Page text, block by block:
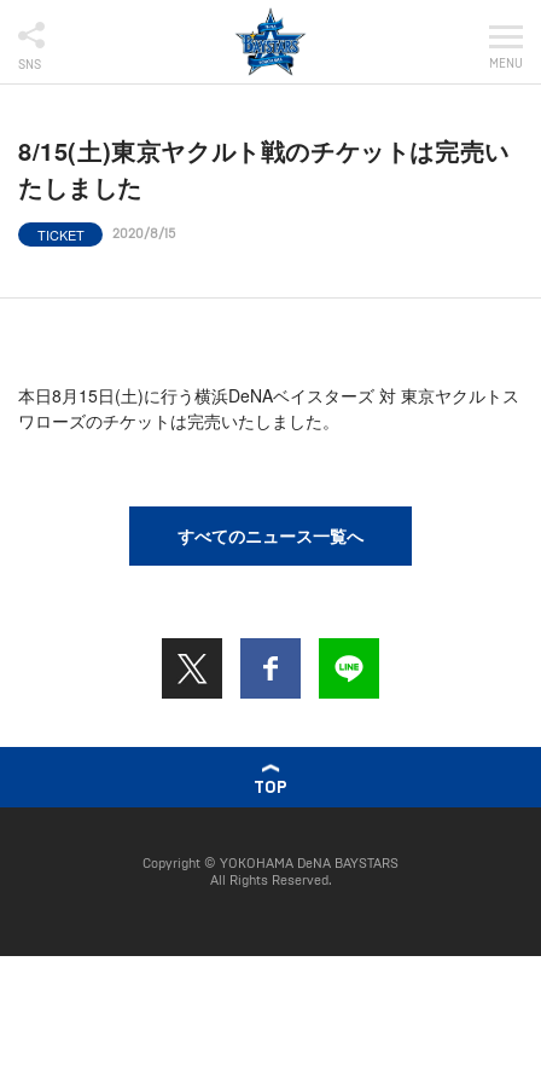
SNS MENU
8/15(土)東京ヤクルト戦のチケットは完売い
たしました
TICKET 2020/8/15
本日8月15日(土)に行う横浜DeNAベイスターズ 対 東京ヤクルトス
ワローズのチケットは完売いたしました。
すべてのニュース一覧へ
TOP
Copyright © YOKOHAMA DeNA BAYSTARS
All Rights Reserved.